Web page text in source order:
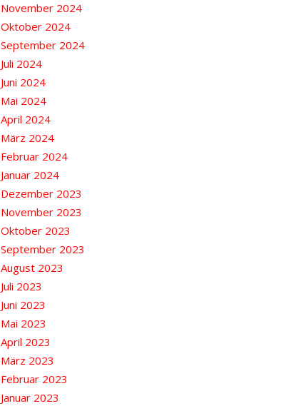
November 2024
Oktober 2024
September 2024
Juli 2024
Juni 2024
Mai 2024
April 2024
März 2024
Februar 2024
Januar 2024
Dezember 2023
November 2023
Oktober 2023
September 2023
August 2023
Juli 2023
Juni 2023
Mai 2023
April 2023
März 2023
Februar 2023
Januar 2023